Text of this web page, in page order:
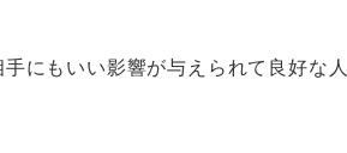
にもいい影響が与えられて良好な人